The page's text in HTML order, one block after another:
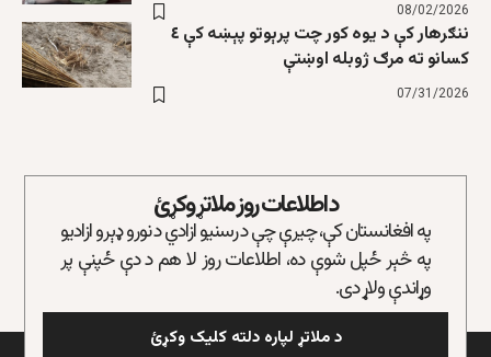
08/02/2026
ننګرهار کې د یوه کور چت پرېوتو پېښه کې ٤
کسانو ته مرګ ژوبله اوښتې
07/31/2026
د اطلاعات روز ملاتړ وکړئ
په افغانستان کې، چیرې چې د رسنیو ازادي د نورو ډېرو ازادیو
په څېر ځپل شوې ده، اطلاعات روز لا هم د دې ځپنې پر
وړاندې ولاړ دی.
د ملاتړ لپاره دلته کلیک وکړئ